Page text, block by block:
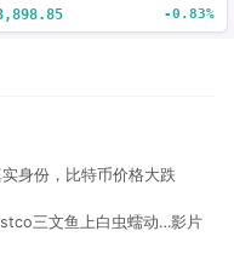
-0.83%
身份，比特币价格大跌
三文鱼上白虫蠕动…影片